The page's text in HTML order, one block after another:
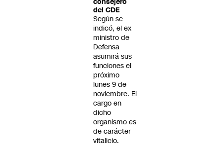
del CDE
Según se
indicó, el ex
ministro de
Defensa
asumirá sus
funciones el
próximo
lunes 9 de
noviembre. El
cargo en
dicho
organismo es
de carácter
vitalicio.